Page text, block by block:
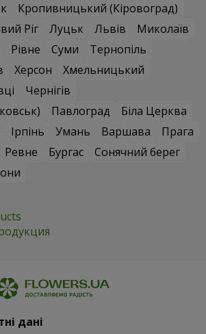
Кропивницький (Кіровоград)
Ріг Луцьк Львів
Миколаїв
Рівне Суми
Тернопіль
Херсон
Хмельницький
Чернігів
Павлоград
Біла Церква
Ірпінь Умань Варшава
Прага
Ревне Бургас
Сонячний берег
дані